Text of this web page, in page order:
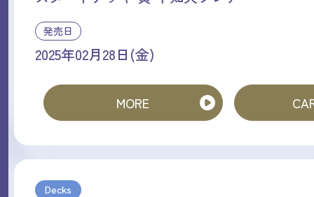
発売日
2025年02月28日(金)
MORE
Decks